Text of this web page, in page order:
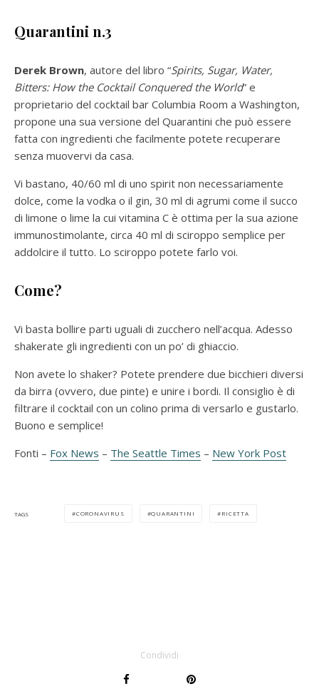
Quarantini n.3
Derek Brown, autore del libro “Spirits, Sugar, Water,
Bitters: How the Cocktail Conquered the World” e
proprietario del cocktail bar Columbia Room a Washington,
propone una sua versione del Quarantini che può essere
fatta con ingredienti che facilmente potete recuperare
senza muovervi da casa.
Vi bastano, 40/60 ml di uno spirit non necessariamente
dolce, come la vodka o il gin, 30 ml di agrumi come il succo
di limone o lime la cui vitamina C è ottima per la sua azione
immunostimolante, circa 40 ml di sciroppo semplice per
addolcire il tutto. Lo sciroppo potete farlo voi.
Come?
Vi basta bollire parti uguali di zucchero nell’acqua. Adesso
shakerate gli ingredienti con un po’ di ghiaccio.
Non avete lo shaker? Potete prendere due bicchieri diversi
da birra (ovvero, due pinte) e unire i bordi. Il consiglio è di
filtrare il cocktail con un colino prima di versarlo e gustarlo.
Buono e semplice!
Fonti – Fox News – The Seattle Times – New York Post
TAGS CORONAVIRUS QUARANTINI RICETTA
Condividi